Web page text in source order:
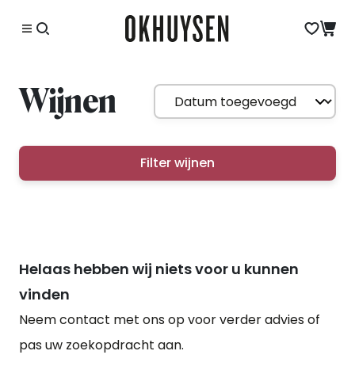
Wijnen
Filter wijnen
Helaas hebben wij niets voor u kunnen
vinden
Neem contact met ons op voor verder advies of
pas uw zoekopdracht aan.